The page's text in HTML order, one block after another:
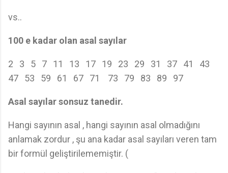
vs..
100 e kadar olan asal sayılar
2 3 5 7 11 13 17 19 23 29 31 37 41 43
47 53 59 61 67 71 73 79 83 89 97
Asal sayılar sonsuz tanedir.
Hangi sayının asal , hangi sayının asal olmadığını
anlamak zordur , şu ana kadar asal sayıları veren tam
bir formül geliştirilememiştir. (